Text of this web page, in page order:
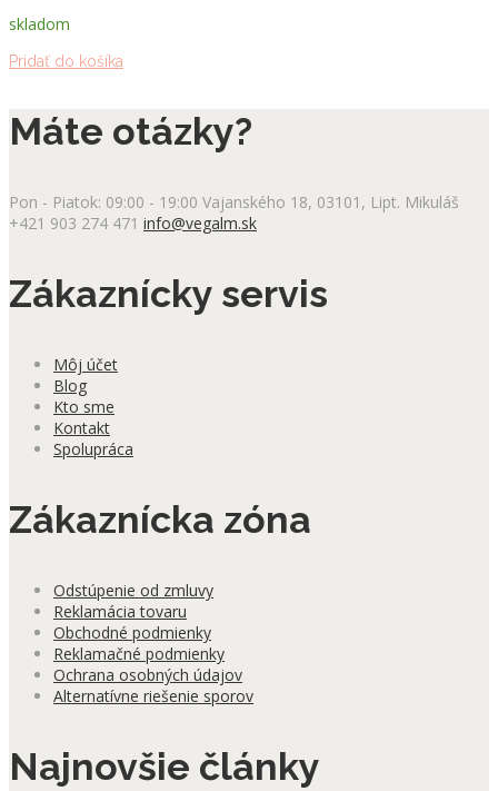
skladom
Pridať do košíka
Máte otázky?
Pon - Piatok: 09:00 - 19:00 Vajanského 18, 03101, Lipt. Mikuláš
+421 903 274 471 info@vegalm.sk
Zákaznícky servis
Môj účet
Blog
Kto sme
Kontakt
Spolupráca
Zákaznícka zóna
Odstúpenie od zmluvy
Reklamácia tovaru
Obchodné podmienky
Reklamačné podmienky
Ochrana osobných údajov
Alternatívne riešenie sporov
Najnovšie články